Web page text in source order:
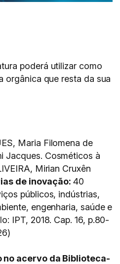
poderá utilizar como
orgânica que resta da sua
Maria Filomena de
Jacques. Cosméticos à
Mirian Cruxên
de inovação:40
públicos, indústrias,
engenharia, saúde e
IPT, 2018. Cap. 16, p.80-
no acervo da Biblioteca-